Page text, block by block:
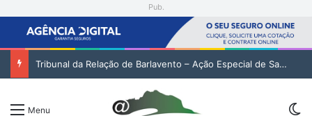
Pub.
Tribunal da Relação de Barlavento – Ação Especial de Sandra Helena Monteiro Lima (2. pub)
Menu